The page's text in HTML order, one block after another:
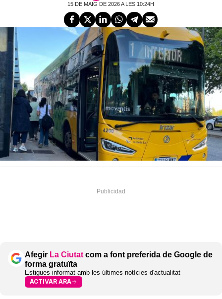
15 DE MAIG DE 2026 A LES 10:24H
Afegir La Ciutat com a font preferida de Google de
forma gratuïta
Estigues informat amb les últimes notícies d'actualitat
ACTIVAR ARA